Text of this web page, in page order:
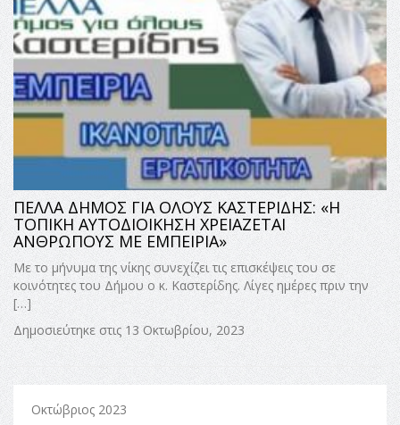
ΠΕΛΛΑ ΔΗΜΟΣ ΓΙΑ ΟΛΟΥΣ ΚΑΣΤΕΡΙΔΗΣ: «Η
ΤΟΠΙΚΗ ΑΥΤΟΔΙΟΙΚΗΣΗ ΧΡΕΙΑΖΕΤΑΙ
ΑΝΘΡΩΠΟΥΣ ΜΕ ΕΜΠΕΙΡΙΑ»
Με το μήνυμα της νίκης συνεχίζει τις επισκέψεις του σε
κοινότητες του Δήμου ο κ. Καστερίδης. Λίγες ημέρες πριν την
[…]
Δημοσιεύτηκε στις 13 Οκτωβρίου, 2023
Οκτώβριος 2023